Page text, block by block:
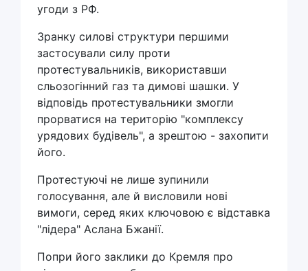
угоди з РФ.
Зранку силові структури першими
застосували силу проти
протестувальників, використавши
сльозогінний газ та димові шашки. У
відповідь протестувальники змогли
прорватися на територію "комплексу
урядових будівель", а зрештою - захопити
його.
Протестуючі не лише зупинили
голосування, але й висловили нові
вимоги, серед яких ключовою є відставка
"лідера" Аслана Бжанії.
Попри його заклики до Кремля про